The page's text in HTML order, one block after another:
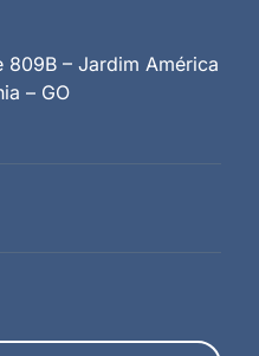
809B – Jardim América
– GO